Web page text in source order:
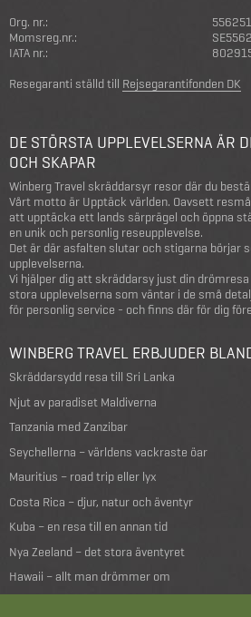
Org. nr.:
Momsreg.nr.:
IATA nr.:
Resegaranti ställd till Rejsegarantifonden DK
DE STÖRSTA UPPLEVELSERNA ÄR
OCH SKAPAR
Winberg Travel skräddarsyr resor där du
Vårt motto är Upptäck världen. Oavsett
att upptäcka ett lands särprägel och öppna
en unik och personlig reseupplevelse.
Det är där asfalten slutar och stigarna börjar
upplevelserna.
Vi hjälper dig att skräddarsy just din
stora upplevelserna som väntar i de små
för personlig service - och finns där för dig
WINBERG TRAVEL ERBJUDER
Skräddarsydd resa till Sri Lanka
Njut av paradiset Maldiverna
Tanzania med Zanzibar
Seychellerna – världens vackraste öar
Mauritius – road trip eller lyx
Costa Rica – djur, natur och äventyr
Kuba – en resa till en annan tid
Nya Zeeland – det stora äventyret
Hawaii – allt man drömmer om